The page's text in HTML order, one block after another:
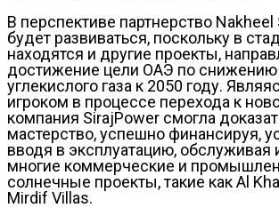
В перспективе партнерство
будет развиваться, поскольку в
находятся и другие проекты,
достижение цели ОАЭ по
углекислого газа к 2050 году.
игроком в процессе перехода к
компания SirajPower смогла
мастерство, успешно финансируя,
вводя в эксплуатацию, обслуживая
многие коммерческие и
солнечные проекты, такие как Al
Mirdif Villas.